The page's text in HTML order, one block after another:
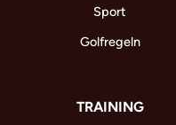
Sport
Golfregeln
TRAINING